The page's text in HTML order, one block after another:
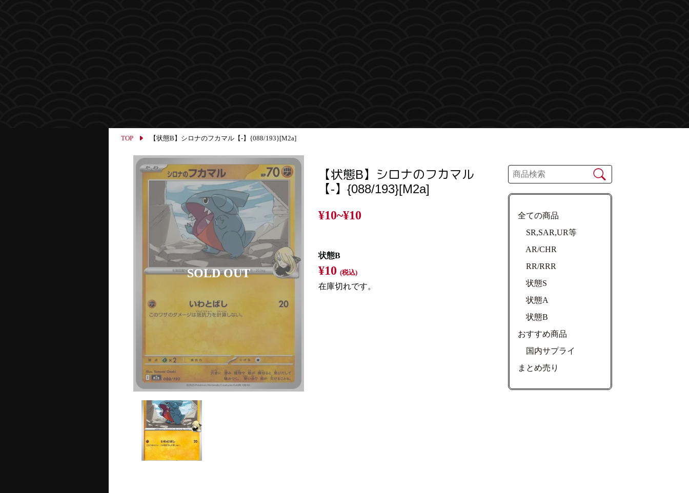
TOP 【状態B】シロナのフカマル【-】{088/193}[M2a]
【状態B】シロナのフカマル
【-】{088/193}[M2a]
¥10~¥10
状態B
¥10(税込)
在庫切れです。
全ての商品
SR,SAR,UR等
AR/CHR
RR/RRR
状態S
状態A
状態B
おすすめ商品
国内サプライ
まとめ売り